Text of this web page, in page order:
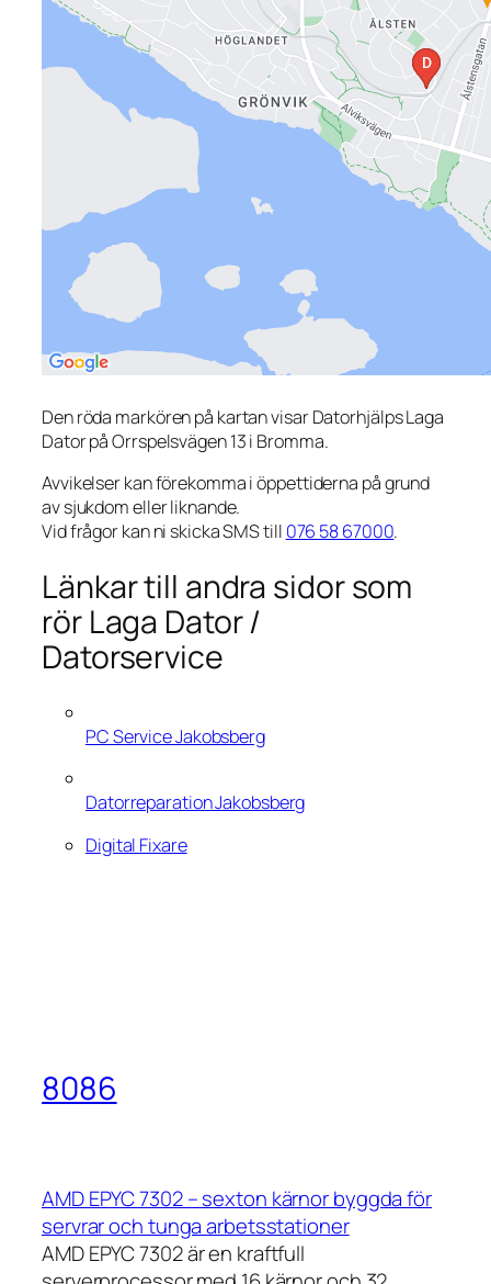
Den röda markören på kartan visar Datorhjälps Laga
Dator på Orrspelsvägen 13 i Bromma.
Avvikelser kan förekomma i öppettiderna på grund
av sjukdom eller liknande.
Vid frågor kan ni skicka SMS till 076 58 67000.
Länkar till andra sidor som
rör Laga Dator /
Datorservice
PC Service Jakobsberg
Datorreparation Jakobsberg
Digital Fixare
8086
AMD EPYC 7302 – sexton kärnor byggda för
servrar och tunga arbetsstationer
AMD EPYC 7302 är en kraftfull